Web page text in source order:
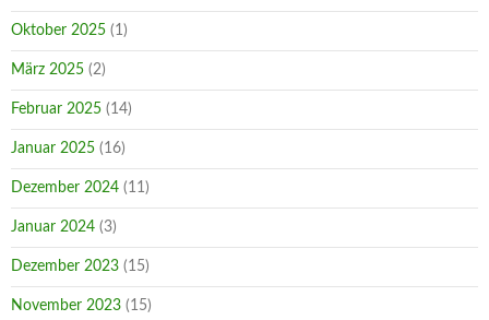
Oktober 2025 (1)
März 2025 (2)
Februar 2025 (14)
Januar 2025 (16)
Dezember 2024 (11)
Januar 2024 (3)
Dezember 2023 (15)
November 2023 (15)